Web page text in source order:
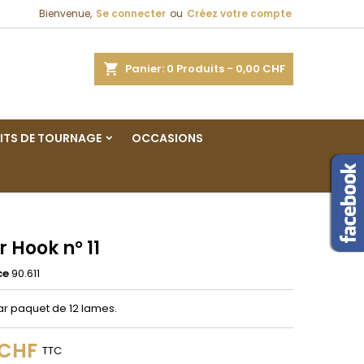
Bienvenue, Se connecter ou Créez votre compte
Panier 0 Produits - 0,00 CHF
DE TOURNAGE OCCASIONS
Hook n° 11
90.611
paquet de 12 lames.
TTC